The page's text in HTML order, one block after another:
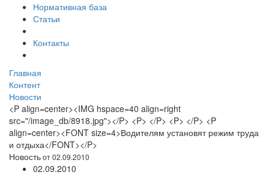
Нормативная база
Статьи
Контакты
Главная
Контент
Новости
<P align=center><IMG hspace=40 align=right
src="/image_db/8918.jpg"></P> <P> </P> <P> </P> <P
align=center><FONT size=4>Водителям установят режим труда
и отдыха</FONT></P>
Новостьот 02.09.2010
02.09.2010